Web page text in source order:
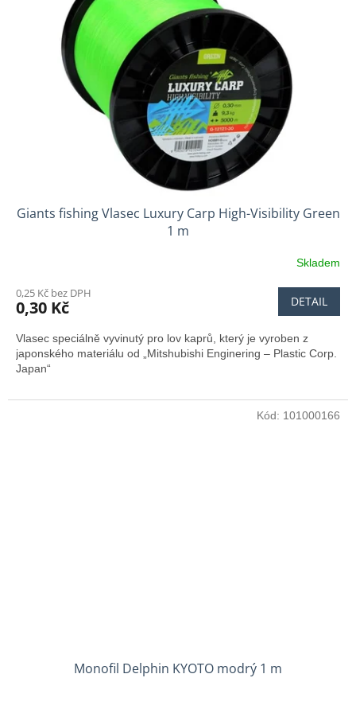
Giants fishing Vlasec Luxury Carp High-Visibility Green
1 m
Skladem
0,25 Kč bez DPH
0,30 Kč DETAIL
Vlasec speciálně vyvinutý pro lov kaprů, který je vyroben z
japonského materiálu od „Mitshubishi Enginering – Plastic Corp.
Japan“
Monofil Delphin KYOTO modrý 1 m
Kód: 101000166